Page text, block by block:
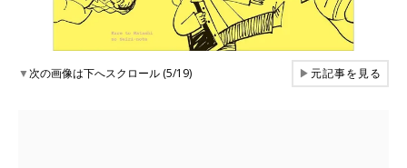
▼次の画像は下へスクロール (5/19) ▶元記事を見る